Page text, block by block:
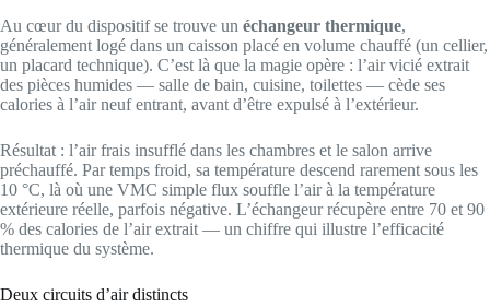
Au cœur du dispositif se trouve un échangeur thermique,
généralement logé dans un caisson placé en volume chauffé (un cellier,
un placard technique). C’est là que la magie opère : l’air vicié extrait
des pièces humides — salle de bain, cuisine, toilettes — cède ses
calories à l’air neuf entrant, avant d’être expulsé à l’extérieur.
Résultat : l’air frais insufflé dans les chambres et le salon arrive
préchauffé. Par temps froid, sa température descend rarement sous les
10 °C, là où une VMC simple flux souffle l’air à la température
extérieure réelle, parfois négative. L’échangeur récupère entre 70 et 90
% des calories de l’air extrait — un chiffre qui illustre l’efficacité
thermique du système.
Deux circuits d’air distincts